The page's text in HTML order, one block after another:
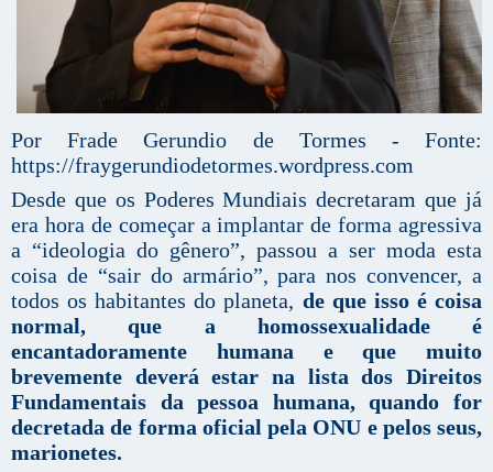
Por Frade Gerundio de Tormes - Fonte:
https://fraygerundiodetormes.wordpress.com
Desde que os Poderes Mundiais decretaram que já
era hora de começar a implantar de forma agressiva
a “ideologia do gênero”, passou a ser moda esta
coisa de “sair do armário”, para nos convencer, a
todos os habitantes do planeta, de que isso é coisa
normal, que a homossexualidade é
encantadoramente humana e que muito
brevemente deverá estar na lista dos Direitos
Fundamentais da pessoa humana, quando for
decretada de forma oficial pela ONU e pelos seus,
marionetes.